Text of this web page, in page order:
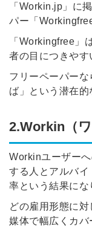
「Workin.jp」に
パー「
「Workingfree」
者の目につきやす
フリーペーパー
ば」という潜在的
2.Workin（
Workinユーザー
する人とアルバイ
率という結果にな
どの雇用形態に
媒体で幅広くカバ